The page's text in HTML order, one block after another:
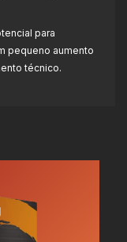
para
pequeno aumento
técnico.